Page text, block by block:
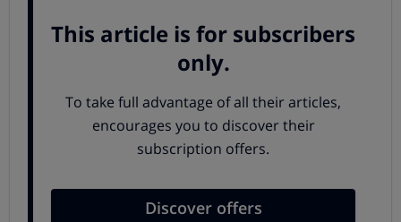
osteoporosis posmenopáusica con alto riesgo de
fracturas y la osteoporosis en hombres con riesgo
elevado de fracturas. Los principios activos incluidos en
son alendronato (Fosamax y genéricos, Fosavance),
ibandronato (Bonviva), risedronato (Actonel, Acrel,
Losentra) y también otros de menor venta como